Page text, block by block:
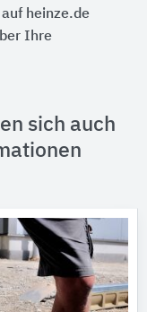
heinze.de
Ihre
sich auch